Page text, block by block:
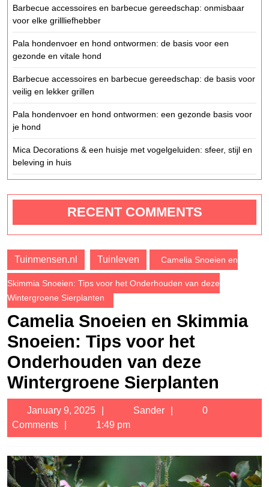
Barbecue accessoires en barbecue gereedschap: onmisbaar
voor elke grillliefhebber
Pala hondenvoer en hond ontwormen: de basis voor een
gezonde en vitale hond
Barbecue accessoires en barbecue gereedschap: de basis voor
veilig en lekker grillen
Pala hondenvoer en hond ontwormen: een gezonde basis voor
je hond
Mica Decorations & een huisje met vogelgeluiden: sfeer, stijl en
beleving in huis
RECENT COMMENTS
Tuinmensen.nl Tuinleven Camelia Snoeien en
Skimmia Snoeien: Tips voor het Onderhouden van deze
Wintergroene Sierplanten
Camelia Snoeien en Skimmia
Snoeien: Tips voor het
Onderhouden van deze
Wintergroene Sierplanten
January 9, 2025
January
9,
2025
Sander Sander
0
Comments
1:49 pm